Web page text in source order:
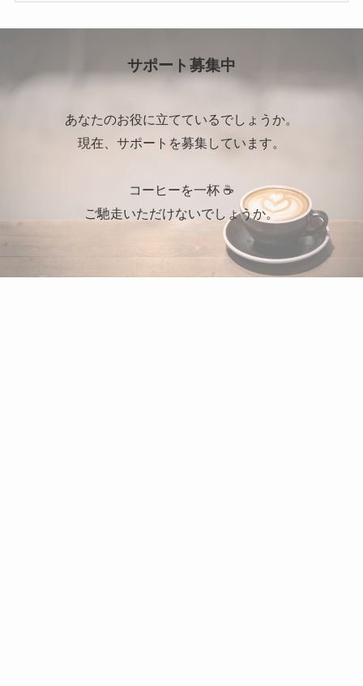
サポート募集中
あなたのお役に立てているでしょうか。
現在、サポートを募集しています。
コーヒーを一杯 ☕
ご馳走いただけないでしょうか。